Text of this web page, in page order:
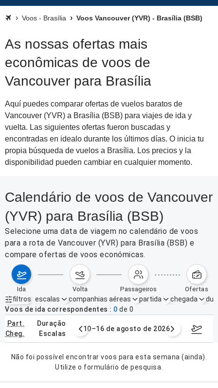
Voos - Brasília Voos Vancouver (YVR) - Brasília (BSB)
As nossas ofertas mais
econômicas de voos de
Vancouver para Brasília
Aquí puedes comparar ofertas de vuelos baratos de
Vancouver (YVR) a Brasília (BSB) para viajes de ida y
vuelta. Las siguientes ofertas fueron buscadas y
encontradas en idealo durante los últimos días. O inicia tu
propia búsqueda de vuelos a Brasília. Los precios y la
disponibilidad pueden cambiar en cualquier momento.
Calendário de voos de Vancouver
(YVR) para Brasília (BSB)
Selecione uma data de viagem no calendário de voos
para a rota de Vancouver (YVR) para Brasília (BSB) e
compare ofertas de voos económicas.
ida volta passageiros ofertas
filtros
Filtros ativos nenhum
escalas companhias aéreas partida chegada
Voos de ida correspondentes
0 de 0
part.
cheg.
duração
escalas
agosto de 2026 10–16 de agosto de 2026 17–23
Não foi possível encontrar voos para esta semana (ainda).
Utilize o formulário de pesquisa.